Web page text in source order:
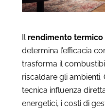
Il rendimento termico
determina l’efficacia
trasforma il
riscaldare gli ambienti.
tecnica influenza
energetici, i costi di